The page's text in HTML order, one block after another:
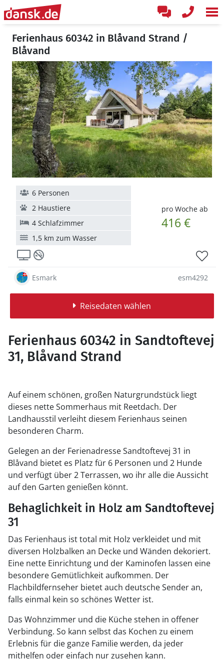
Ferienhaus 60342 in Blåvand Strand /
Blåvand
pro Woche ab
416 €
6 Personen
2 Haustiere
4 Schlafzimmer
1,5 km zum Wasser
Esmark esm4292
Reisedaten wählen
Ferienhaus 60342 in Sandtoftevej
31, Blåvand Strand
Auf einem schönen, großen Naturgrundstück liegt
dieses nette Sommerhaus mit Reetdach. Der
Landhausstil verleiht diesem Ferienhaus seinen
besonderen Charm.
Gelegen an der Ferienadresse Sandtoftevej 31 in
Blåvand bietet es Platz für 6 Personen und 2 Hunde
und verfügt über 2 Terrassen, wo ihr alle die Aussicht
auf den Garten genießen könnt.
Behaglichkeit in Holz am Sandtoftevej
31
Das Ferienhaus ist total mit Holz verkleidet und mit
diversen Holzbalken an Decke und Wänden dekoriert.
Eine nette Einrichtung und der Kaminofen lassen eine
besondere Gemütlichkeit aufkommen. Der
Flachbildfernseher bietet auch deutsche Sender an,
falls einmal kein so schönes Wetter ist.
Das Wohnzimmer und die Küche stehen in offener
Verbindung. So kann selbst das Kochen zu einem
Erlebnis für die ganze Familie werden, da jeder
mithelfen oder einfach nur zusehen kann.